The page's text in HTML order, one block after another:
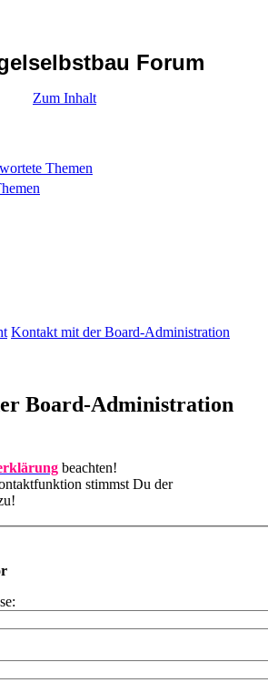
Forum
Zum Inhalt
Themen
Kontakt mit der Board-Administration
Board-Administration
beachten!
stimmst Du der